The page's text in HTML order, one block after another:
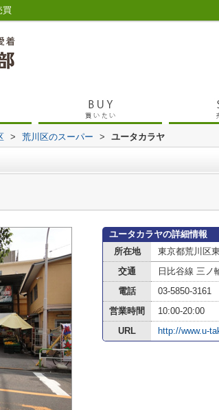
買
> 荒川区のスーパー > ユータカラヤ
ユータカラヤの詳細情報
所在地
東京都荒川区
交通
日比谷線 三ノ
電話
03-5850-3161
営業時間
10:00-20:00
URL
http://www.u-